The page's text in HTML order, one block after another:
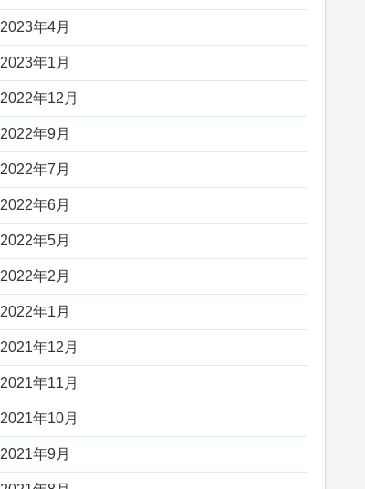
2023年4月
2023年1月
2022年12月
2022年9月
2022年7月
2022年6月
2022年5月
2022年2月
2022年1月
2021年12月
2021年11月
2021年10月
2021年9月